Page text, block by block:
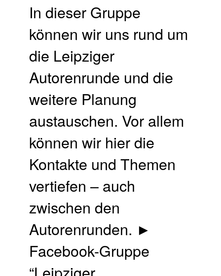
In dieser Gruppe
können wir uns rund um
die Leipziger
Autorenrunde und die
weitere Planung
austauschen. Vor allem
können wir hier die
Kontakte und Themen
vertiefen – auch
zwischen den
Autorenrunden. ►
Facebook-Gruppe